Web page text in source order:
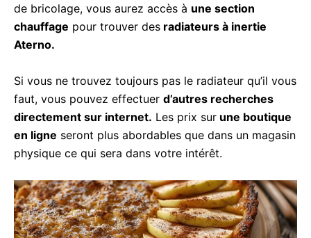
de bricolage, vous aurez accès à une section
chauffage pour trouver des radiateurs à inertie
Aterno.
Si vous ne trouvez toujours pas le radiateur qu’il vous
faut, vous pouvez effectuer d’autres recherches
directement sur internet. Les prix sur une boutique
en ligne seront plus abordables que dans un magasin
physique ce qui sera dans votre intérêt.